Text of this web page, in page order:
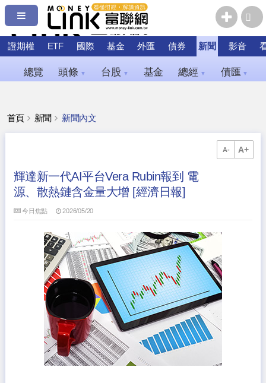
證期權 ETF 國際 基金 外匯 債券 新聞 影音
總覽 頭條 ▼ 台股 ▼ 基金 總經 ▼ 債匯 ▼
首頁 新聞 新聞內文
A- A+
輝達新一代AI平台Vera Rubin報到 電
源、散熱鏈含金量大增 [經濟日報]
今日焦點 2026/05/20